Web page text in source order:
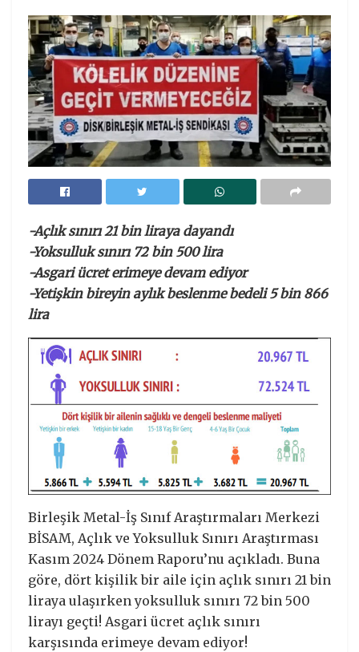
-Açlık sınırı 21 bin liraya dayandı
-Yoksulluk sınırı 72 bin 500 lira
-Asgari ücret erimeye devam ediyor
-Yetişkin bireyin aylık beslenme bedeli 5 bin 866
lira
Birleşik Metal-İş Sınıf Araştırmaları Merkezi
BİSAM, Açlık ve Yoksulluk Sınırı Araştırması
Kasım 2024 Dönem Raporu’nu açıkladı. Buna
göre, dört kişilik bir aile için açlık sınırı 21 bin
liraya ulaşırken yoksulluk sınırı 72 bin 500
lirayı geçti! Asgari ücret açlık sınırı
karşısında erimeye devam ediyor!